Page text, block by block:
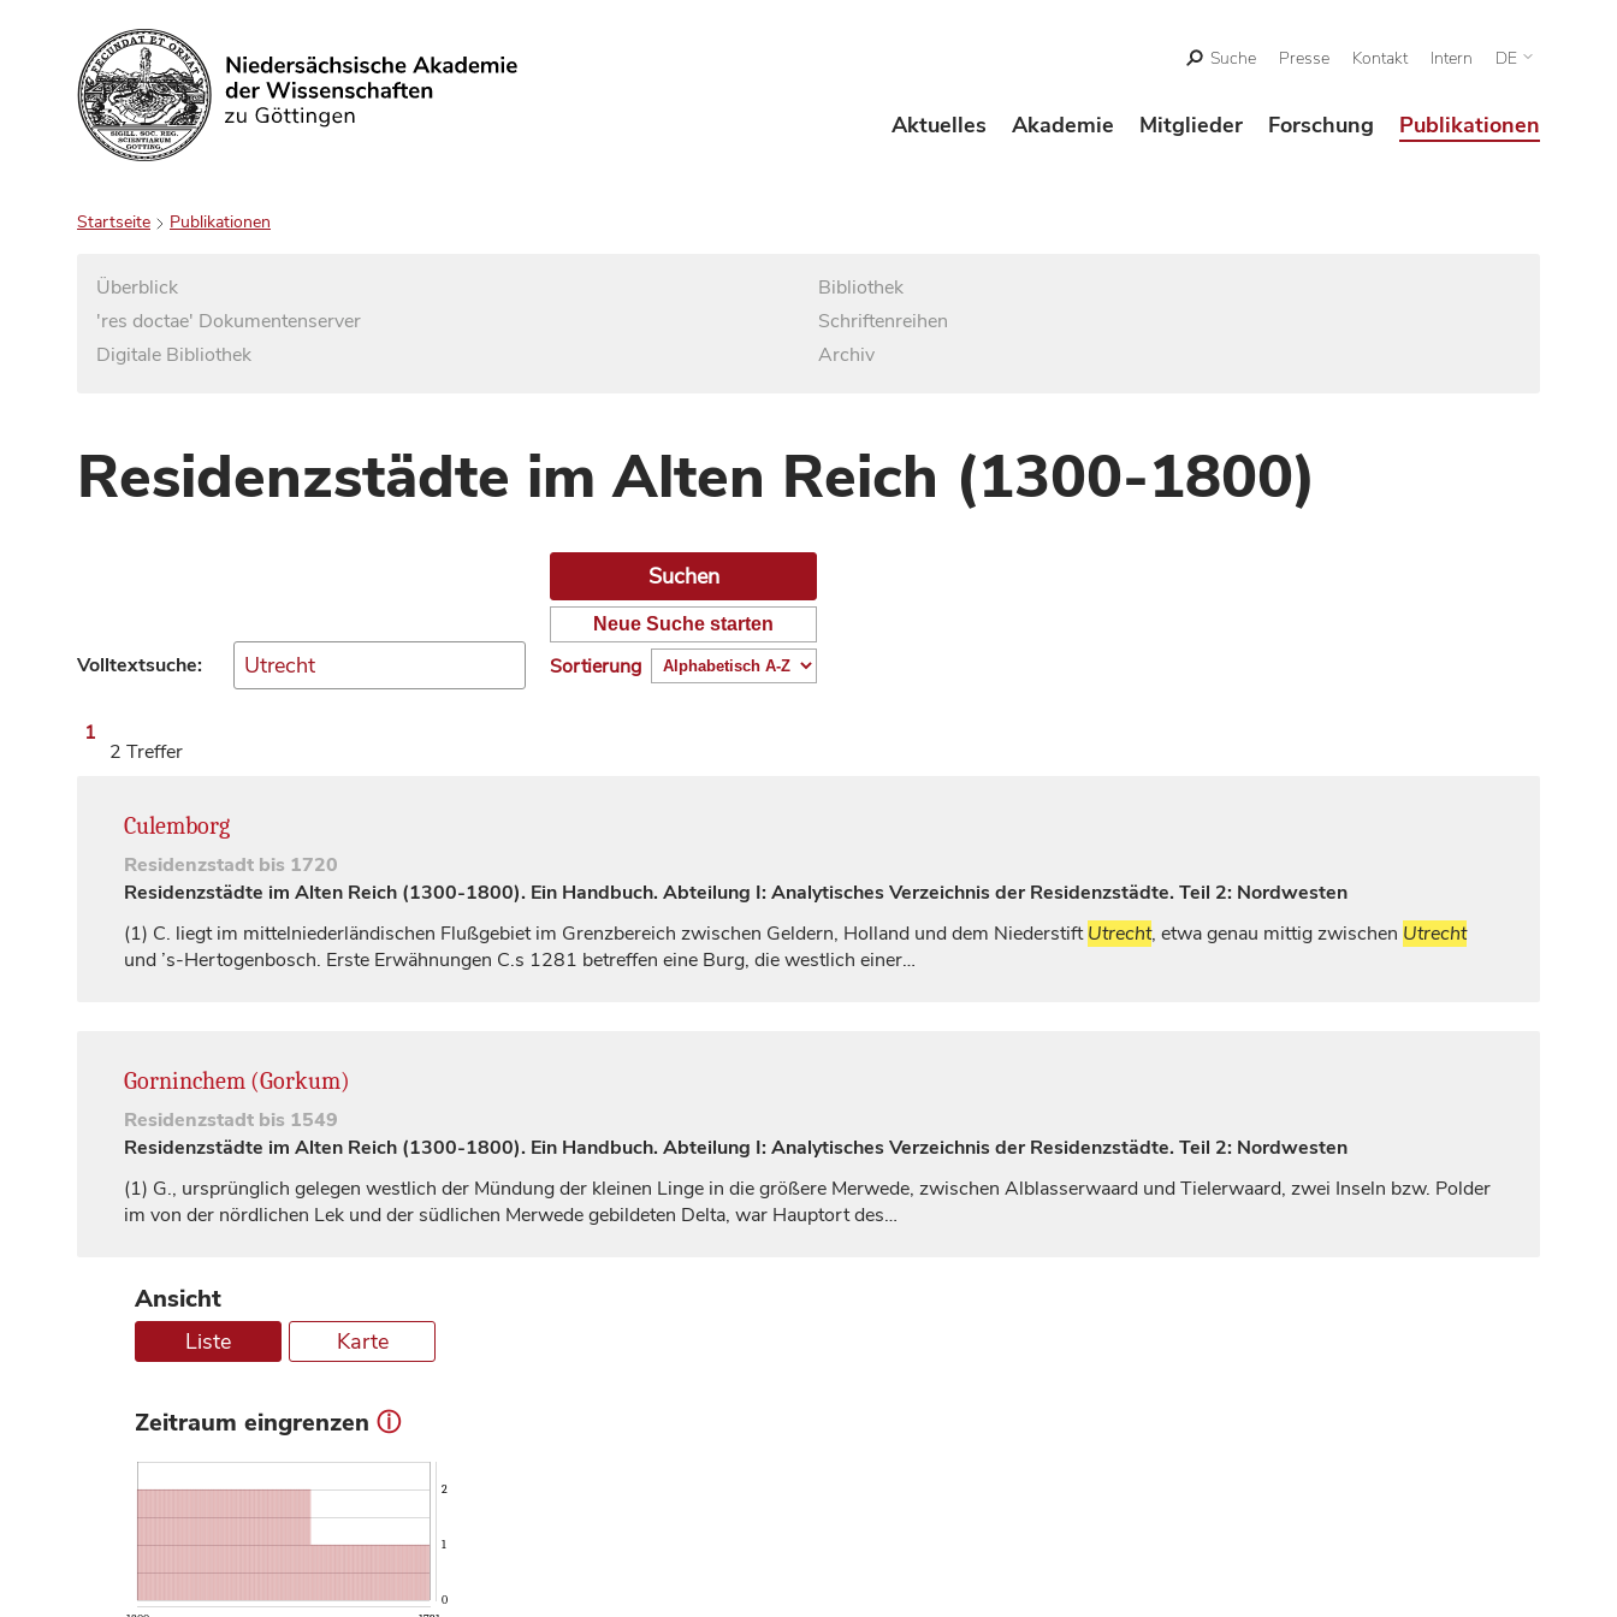
Suchen
Suche Presse Kontakt Intern DE
Aktuelles Akademie Mitglieder Forschung Publikationen
Startseite Publikationen
Überblick
'res doctae' Dokumentenserver
Digitale Bibliothek
Bibliothek
Schriftenreihen
Archiv
Residenzstädte im Alten Reich (1300-1800)
Volltextsuche:
Neue Suche starten
Sortierung
1
2 Treffer
Culemborg
Residenzstadt bis 1720
Residenzstädte im Alten Reich (1300-1800). Ein Handbuch. Abteilung I: Analytisches Verzeichnis der Residenzstädte. Teil 2: Nordwesten
(1) C. liegt im mittelniederländischen Flußgebiet im Grenzbereich zwischen Geldern, Holland und dem NiederstiftUtrecht, etwa genau mittig zwischen Utrecht
und ’s-Hertogenbosch. Erste Erwähnungen C.s 1281 betreffen eine Burg, die westlich einer…
Gorninchem (Gorkum)
Residenzstadt bis 1549
Residenzstädte im Alten Reich (1300-1800). Ein Handbuch. Abteilung I: Analytisches Verzeichnis der Residenzstädte. Teil 2: Nordwesten
(1) G., ursprünglich gelegen westlich der Mündung der kleinen Linge in die größere Merwede, zwischen Alblasserwaard und Tielerwaard, zwei Inseln bzw. Polder
im von der nördlichen Lek und der südlichen Merwede gebildeten Delta, war Hauptort des…
Ansicht
Liste Karte
Zeitraum eingrenzen ⓘ
0
1
2